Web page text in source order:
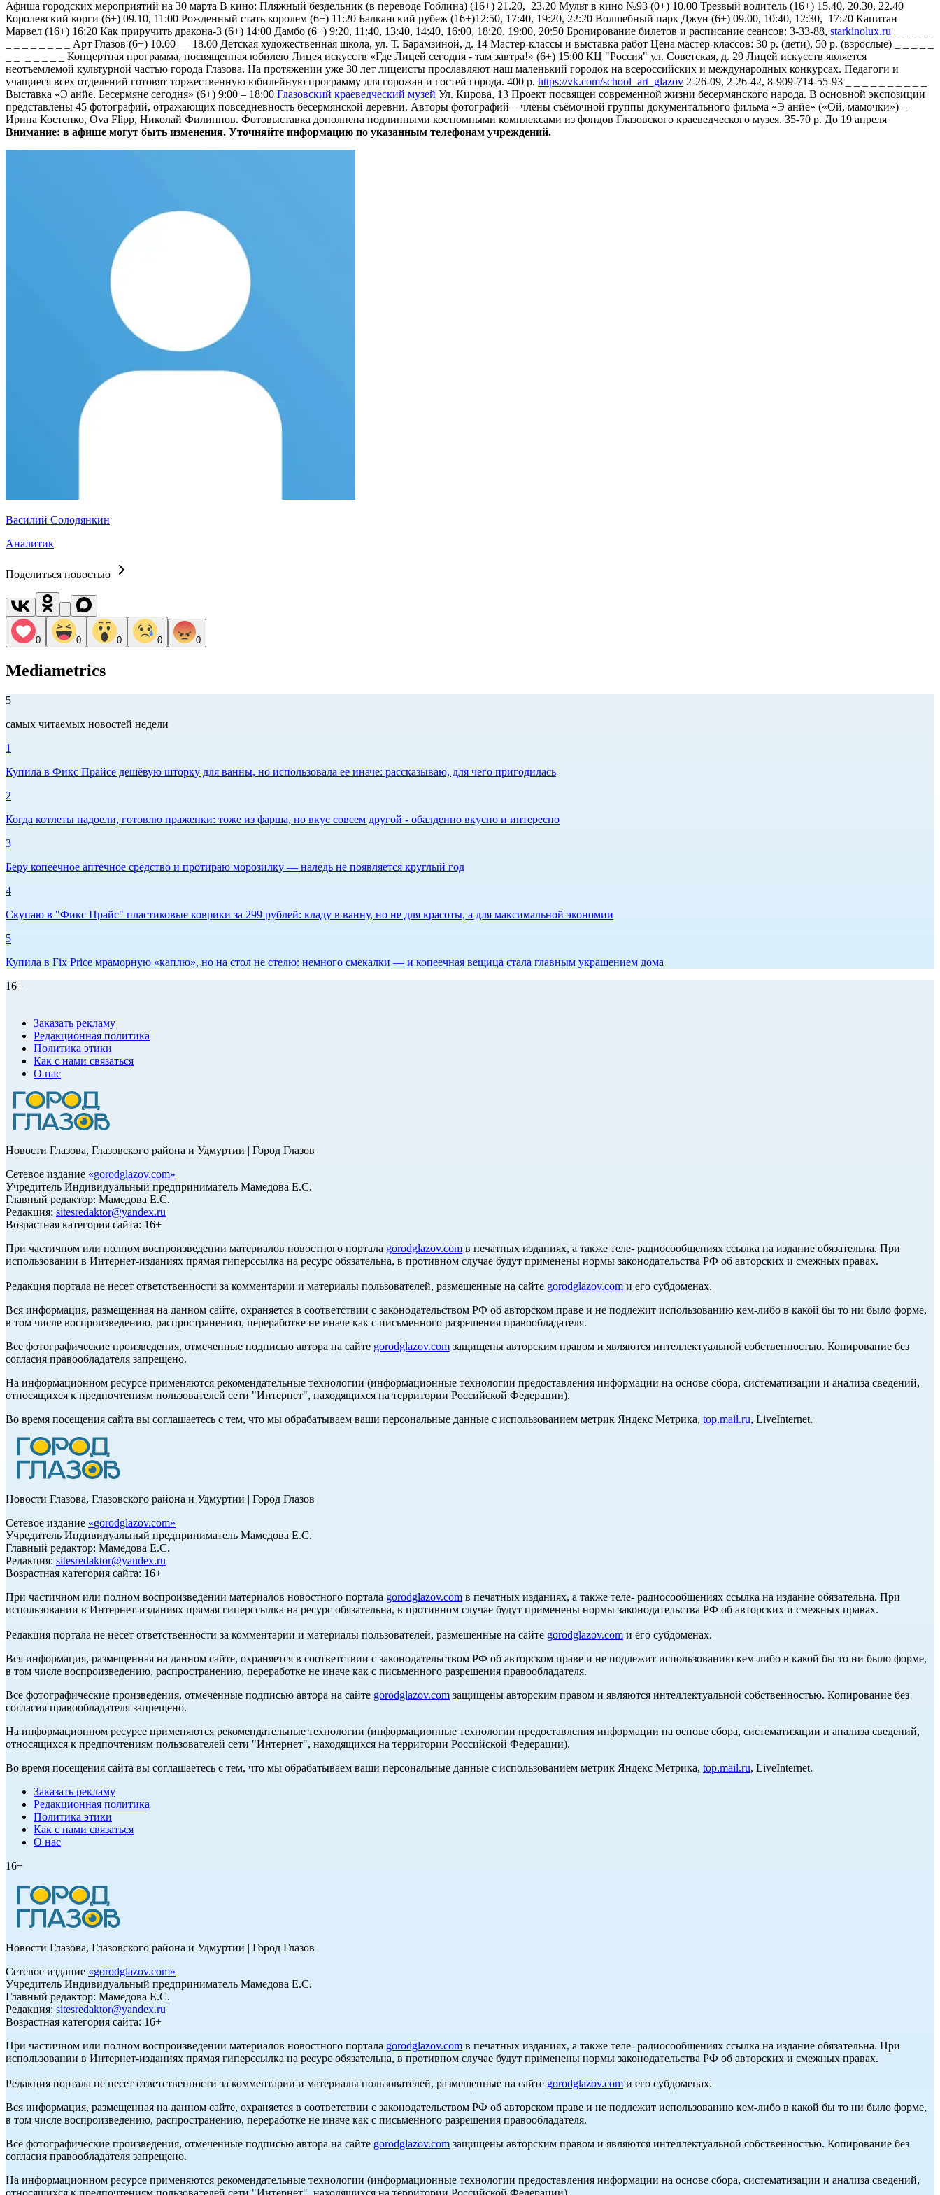
Афиша городских мероприятий на 30 марта В кино: Пляжный бездельник (в переводе Гоблина) (16+) 21.20, 23.20 Мульт в кино №93 (0+) 10.00 Трезвый водитель (16+) 15.40, 20.30, 22.40
Королевский корги (6+) 09.10, 11:00 Рожденный стать королем (6+) 11:20 Балканский рубеж (16+)12:50, 17:40, 19:20, 22:20 Волшебный парк Джун (6+) 09.00, 10:40, 12:30, 17:20 Капитан
Марвел (16+) 16:20 Как приручить дракона-3 (6+) 14:00 Дамбо (6+) 9:20, 11:40, 13:40, 14:40, 16:00, 18:20, 19:00, 20:50 Бронирование билетов и расписание сеансов: 3-33-88, starkinolux.ru
_ _ _ _ _ _ _ _ Арт Глазов (6+) 10.00 — 18.00 Детская художественная школа, ул. Т. Барамзиной, д. 14 Мастер-классы и выставка работ Цена мастер-классов: 30 р. (дети), 50 р. (взрослые) _ _ _ _ _
_ _ _ _ _ _ _ Концертная программа, посвященная юбилею Лицея искусств «Где Лицей сегодня - там завтра!» (6+) 15:00 КЦ "Россия" ул. Советская, д. 29 Лицей искусств является
неотъемлемой культурной частью города Глазова. На протяжении уже 30 лет лицеисты прославляют наш маленький городок на всероссийских и международных конкурсах. Педагоги и
учащиеся всех отделений готовят торжественную юбилейную программу для горожан и гостей города. 400 р. https://vk.com/school_art_glazov 2-26-09, 2-26-42, 8-909-714-55-93 _ _ _ _ _ _ _ _ _ _
Выставка «Э анӥе. Бесермяне сегодня» (6+) 9:00 – 18:00 Глазовский краеведческий музей Ул. Кирова, 13 Проект посвящен современной жизни бесермянского народа. В основной экспозиции
представлены 45 фотографий, отражающих повседневность бесермянской деревни. Авторы фотографий – члены съёмочной группы документального фильма «Э анӥе» («Ой, мамочки») –
Ирина Костенко, Ova Flipp, Николай Филиппов. Фотовыставка дополнена подлинными костюмными комплексами из фондов Глазовского краеведческого музея. 35-70 р. До 19 апреля
Внимание: в афише могут быть изменения. Уточняйте информацию по указанным телефонам учреждений.
Василий Солодянкин
Аналитик
Поделиться новостью
0 0 0 0 0
Mediametrics
5
самых читаемых новостей недели
1
Купила в Фикс Прайсе дешёвую шторку для ванны, но использовала ее иначе: рассказываю, для чего пригодилась
2
Когда котлеты надоели, готовлю праженки: тоже из фарша, но вкус совсем другой - обалденно вкусно и интересно
3
Беру копеечное аптечное средство и протираю морозилку — наледь не появляется круглый год
4
Скупаю в "Фикс Прайс" пластиковые коврики за 299 рублей: кладу в ванну, но не для красоты, а для максимальной экономии
5
Купила в Fix Price мраморную «каплю», но на стол не стелю: немного смекалки — и копеечная вещица стала главным украшением дома
16+
Заказать рекламу
Редакционная политика
Политика этики
Как с нами связаться
О нас
Новости Глазова, Глазовского района и Удмуртии | Город Глазов
Сетевое издание «gorodglazov.com»
Учредитель Индивидуальный предприниматель Мамедова Е.С.
Главный редактор: Мамедова Е.С.
Редакция: sitesredaktor@yandex.ru
Возрастная категория сайта: 16+
При частичном или полном воспроизведении материалов новостного портала gorodglazov.com в печатных изданиях, а также теле- радиосообщениях ссылка на издание обязательна. При
использовании в Интернет-изданиях прямая гиперссылка на ресурс обязательна, в противном случае будут применены нормы законодательства РФ об авторских и смежных правах.
Редакция портала не несет ответственности за комментарии и материалы пользователей, размещенные на сайте gorodglazov.com и его субдоменах.
Вся информация, размещенная на данном сайте, охраняется в соответствии с законодательством РФ об авторском праве и не подлежит использованию кем-либо в какой бы то ни было форме,
в том числе воспроизведению, распространению, переработке не иначе как с письменного разрешения правообладателя.
Все фотографические произведения, отмеченные подписью автора на сайте gorodglazov.com защищены авторским правом и являются интеллектуальной собственностью. Копирование без
согласия правообладателя запрещено.
На информационном ресурсе применяются рекомендательные технологии (информационные технологии предоставления информации на основе сбора, систематизации и анализа сведений,
относящихся к предпочтениям пользователей сети "Интернет", находящихся на территории Российской Федерации).
Во время посещения сайта вы соглашаетесь с тем, что мы обрабатываем ваши персональные данные с использованием метрик Яндекс Метрика, top.mail.ru, LiveInternet.
Новости Глазова, Глазовского района и Удмуртии | Город Глазов
Сетевое издание «gorodglazov.com»
Учредитель Индивидуальный предприниматель Мамедова Е.С.
Главный редактор: Мамедова Е.С.
Редакция: sitesredaktor@yandex.ru
Возрастная категория сайта: 16+
При частичном или полном воспроизведении материалов новостного портала gorodglazov.com в печатных изданиях, а также теле- радиосообщениях ссылка на издание обязательна. При
использовании в Интернет-изданиях прямая гиперссылка на ресурс обязательна, в противном случае будут применены нормы законодательства РФ об авторских и смежных правах.
Редакция портала не несет ответственности за комментарии и материалы пользователей, размещенные на сайте gorodglazov.com и его субдоменах.
Вся информация, размещенная на данном сайте, охраняется в соответствии с законодательством РФ об авторском праве и не подлежит использованию кем-либо в какой бы то ни было форме,
в том числе воспроизведению, распространению, переработке не иначе как с письменного разрешения правообладателя.
Все фотографические произведения, отмеченные подписью автора на сайте gorodglazov.com защищены авторским правом и являются интеллектуальной собственностью. Копирование без
согласия правообладателя запрещено.
На информационном ресурсе применяются рекомендательные технологии (информационные технологии предоставления информации на основе сбора, систематизации и анализа сведений,
относящихся к предпочтениям пользователей сети "Интернет", находящихся на территории Российской Федерации).
Во время посещения сайта вы соглашаетесь с тем, что мы обрабатываем ваши персональные данные с использованием метрик Яндекс Метрика, top.mail.ru, LiveInternet.
Заказать рекламу
Редакционная политика
Политика этики
Как с нами связаться
О нас
16+
Новости Глазова, Глазовского района и Удмуртии | Город Глазов
Сетевое издание «gorodglazov.com»
Учредитель Индивидуальный предприниматель Мамедова Е.С.
Главный редактор: Мамедова Е.С.
Редакция: sitesredaktor@yandex.ru
Возрастная категория сайта: 16+
При частичном или полном воспроизведении материалов новостного портала gorodglazov.com в печатных изданиях, а также теле- радиосообщениях ссылка на издание обязательна. При
использовании в Интернет-изданиях прямая гиперссылка на ресурс обязательна, в противном случае будут применены нормы законодательства РФ об авторских и смежных правах.
Редакция портала не несет ответственности за комментарии и материалы пользователей, размещенные на сайте gorodglazov.com и его субдоменах.
Вся информация, размещенная на данном сайте, охраняется в соответствии с законодательством РФ об авторском праве и не подлежит использованию кем-либо в какой бы то ни было форме,
в том числе воспроизведению, распространению, переработке не иначе как с письменного разрешения правообладателя.
Все фотографические произведения, отмеченные подписью автора на сайте gorodglazov.com защищены авторским правом и являются интеллектуальной собственностью. Копирование без
согласия правообладателя запрещено.
На информационном ресурсе применяются рекомендательные технологии (информационные технологии предоставления информации на основе сбора, систематизации и анализа сведений,